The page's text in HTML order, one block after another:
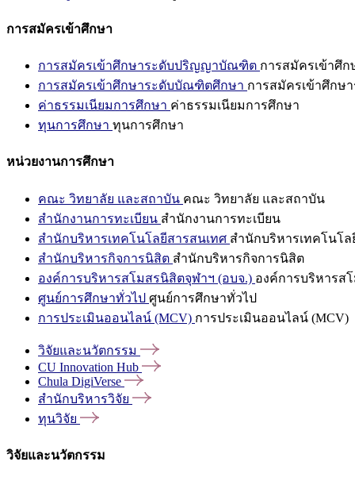
การสมัครเข้าศึกษา
การสมัครเข้าศึกษาระดับปริญญาบัณฑิต การสมัครเข้าศึ
การสมัครเข้าศึกษาระดับบัณฑิตศึกษา การสมัครเข้าศึก
ค่าธรรมเนียมการศึกษา ค่าธรรมเนียมการศึกษา
ทุนการศึกษา ทุนการศึกษา
หน่วยงานการศึกษา
คณะ วิทยาลัย และสถาบัน คณะ วิทยาลัย และสถาบัน
สำนักงานการทะเบียน สำนักงานการทะเบียน
สำนักบริหารเทคโนโลยีสารสนเทศ สำนักบริหารเทคโนโล
สำนักบริหารกิจการนิสิต สำนักบริหารกิจการนิสิต
องค์การบริหารสโมสรนิสิตจุฬาฯ (อบจ.) องค์การบริหารส
ศูนย์การศึกษาทั่วไป ศูนย์การศึกษาทั่วไป
การประเมินออนไลน์ (MCV) การประเมินออนไลน์ (MCV)
วิจัยและนวัตกรรม
CU Innovation Hub
Chula DigiVerse
สำนักบริหารวิจัย
ทุนวิจัย
วิจัยและนวัตกรรม